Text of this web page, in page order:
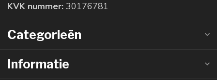
KVK nummer: 30176781
Categorieën
Informatie